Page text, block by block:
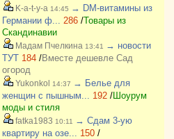
K-a-t-y-a 14:45 → DM-витамины из
Германии ф... 286/Товары из
Скандинавии
Мадам Пчелкина 13:41
→ новости
ТУТ 184/Вместе дешевле Сад
огород
Yukonkol 14:37 → Белье для
женщин с пышным... 192/Шоурум
моды и стиля
fatka1983 10:11
→ Сдам 3-ую
квартиру на озе... 150/